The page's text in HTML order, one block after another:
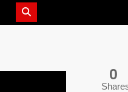
0